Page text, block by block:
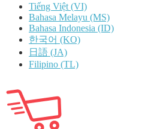
Tiếng Việt (VI)
Bahasa Melayu (MS)
Bahasa Indonesia (ID)
한국어 (KO)
日語 (JA)
Filipino (TL)